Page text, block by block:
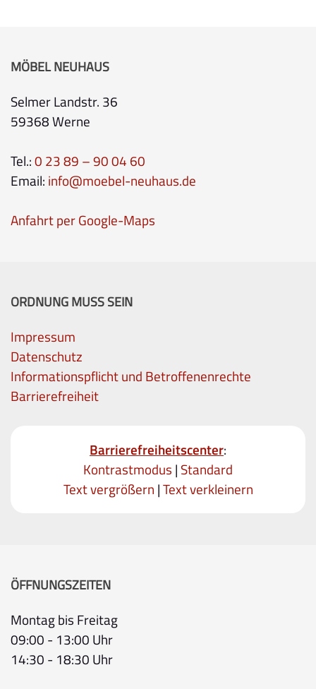
MÖBEL NEUHAUS
Selmer Landstr. 36
59368 Werne
Tel.:0 23 89 – 90 04 60
Email: info@moebel-neuhaus.de
Anfahrt per Google-Maps
ORDNUNG MUSS SEIN
Impressum
Datenschutz
Informationspflicht und Betroffenenrechte
Barrierefreiheit
Barrierefreiheitscenter:
Kontrastmodus | Standard
Text vergrößern |Text verkleinern
ÖFFNUNGSZEITEN
Montag bis Freitag
09:00 - 13:00 Uhr
14:30 - 18:30 Uhr